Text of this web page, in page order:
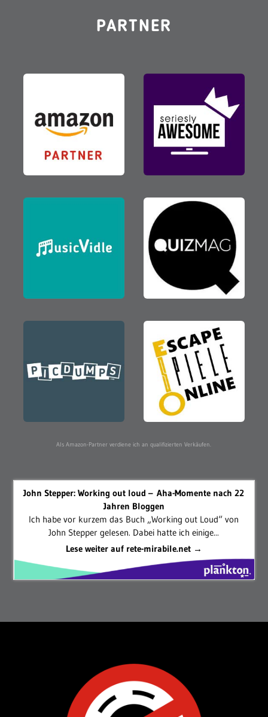
PARTNER
Als Amazon-Partner verdiene ich an qualifizierten Verkäufen.
John Stepper: Working out loud – Aha-Momente nach 22
Jahren Bloggen
Ich habe vor kurzem das Buch „Working out Loud“ von
John Stepper gelesen. Dabei hatte ich einige...
Lese weiter auf rete-mirabile.net →